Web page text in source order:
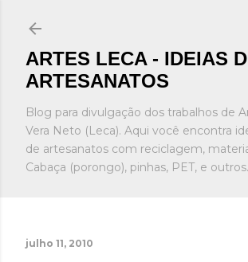
ARTES LECA - IDEIAS
ARTESANATOS
Blog para divulgação dos trabalhos de
Vera Neto (Leca). Aqui você encontra
de artesanatos com reciclagem,
Cabaça (porongo), pinhas, PET, e outros.
julho 11, 2010